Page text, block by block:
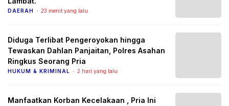
DAERAH 23 menit yang lalu
Diduga Terlibat Pengeroyokan hingga
Tewaskan Dahlan Panjaitan, Polres Asahan
Ringkus Seorang Pria
HUKUM & KRIMINAL 2 hari yang lalu
Manfaatkan Korban Kecelakaan , Pria Ini